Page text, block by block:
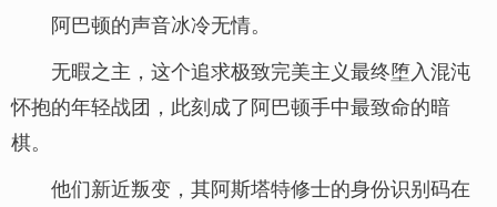
阿巴顿的声音冰冷无情。
无暇之主，这个追求极致完美主义最终堕入混沌
怀抱的年轻战团，此刻成了阿巴顿手中最致命的暗
棋。
他们新近叛变，其阿斯塔特修士的身份识别码在